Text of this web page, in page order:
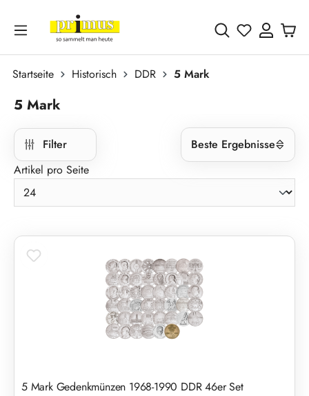
Zum Hauptinhalt springen
Du hast 0
Startseite Historisch DDR 5 Mark
5 Mark
Filter
Beste Ergebnisse
Artikel pro Seite
5 Mark Gedenkmünzen 1968-1990 DDR 46er Set